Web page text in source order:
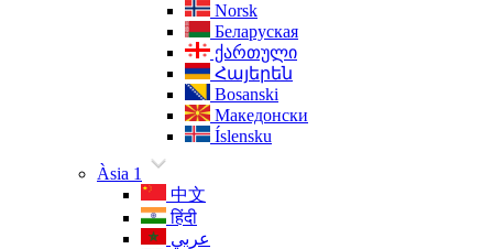
Norsk
Беларуская
ქართული
Հայերեն
Bosanski
Македонски
Íslensku
Àsia 1
中文
हिंदी
عربي